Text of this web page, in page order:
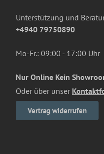
Unterstützung und
+4940 79750890
Mo-Fr.: 09:00 - 17:00 Uhr
Nur Online Kein
Oder über unser
Vertrag widerrufen